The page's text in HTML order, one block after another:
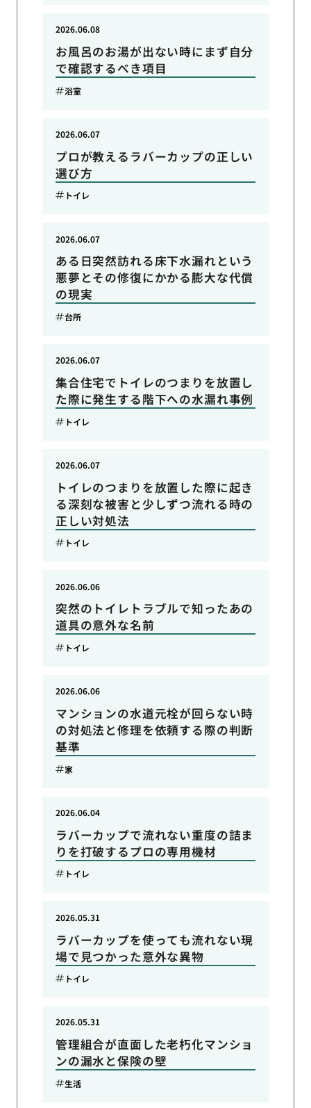
お風呂のお湯が出ない時にまず自分
で確認するべき項目
2026.06.08
浴室
プロが教えるラバーカップの正しい
選び方
2026.06.07
トイレ
ある日突然訪れる床下水漏れという
悪夢とその修復にかかる膨大な代償
の現実
2026.06.07
台所
集合住宅でトイレのつまりを放置し
た際に発生する階下への水漏れ事例
2026.06.07
トイレ
トイレのつまりを放置した際に起き
る深刻な被害と少しずつ流れる時の
正しい対処法
2026.06.07
トイレ
突然のトイレトラブルで知ったあの
道具の意外な名前
2026.06.06
トイレ
マンションの水道元栓が回らない時
の対処法と修理を依頼する際の判断
基準
2026.06.06
家
ラバーカップで流れない重度の詰ま
りを打破するプロの専用機材
2026.06.04
トイレ
ラバーカップを使っても流れない現
場で見つかった意外な異物
2026.05.31
トイレ
管理組合が直面した老朽化マンショ
ンの漏水と保険の壁
2026.05.31
生活